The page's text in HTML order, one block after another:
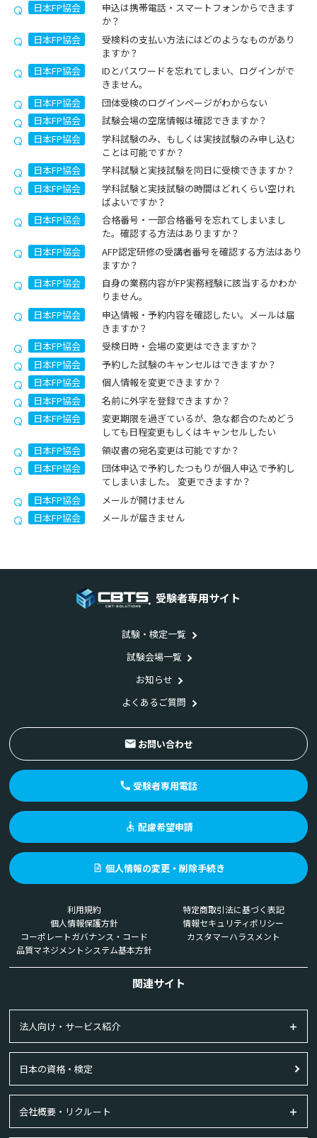
日本FP協会
申込は携帯電話・スマートフォンからできます
か？
日本FP協会
受検料の支払い方法にはどのようなものがあり
ますか？
日本FP協会
IDとパスワードを忘れてしまい、ログインがで
きません。
日本FP協会
団体受検のログインページがわからない
日本FP協会
試験会場の空席情報は確認できますか？
日本FP協会
学科試験のみ、もしくは実技試験のみ申し込む
ことは可能ですか？
日本FP協会
学科試験と実技試験を同日に受検できますか？
日本FP協会
学科試験と実技試験の時間はどれくらい空けれ
ばよいですか？
日本FP協会
合格番号・一部合格番号を忘れてしまいまし
た。確認する方法はありますか？
日本FP協会
AFP認定研修の受講者番号を確認する方法はあり
ますか？
日本FP協会
自身の業務内容がFP実務経験に該当するかわか
りません。
日本FP協会
申込情報・予約内容を確認したい。メールは届
きますか？
日本FP協会
受検日時・会場の変更はできますか？
日本FP協会
予約した試験のキャンセルはできますか？
日本FP協会
個人情報を変更できますか？
日本FP協会
名前に外字を登録できますか？
日本FP協会
変更期限を過ぎているが、急な都合のためどう
しても日程変更もしくはキャンセルしたい
日本FP協会
領収書の宛名変更は可能ですか？
日本FP協会
団体申込で予約したつもりが個人申込で予約し
てしまいました。 変更できますか？
日本FP協会
メールが開けません
日本FP協会
メールが届きません
受験者専用サイト
試験・検定一覧
試験会場一覧
お知らせ
よくあるご質問
お問い合わせ
受験者専用電話
配慮希望申請
個人情報の変更・削除手続き
利用規約
特定商取引法に基づく表記
個人情報保護方針
情報セキュリティポリシー
コーポレートガバナンス・コード
カスタマーハラスメント
品質マネジメントシステム基本方針
関連サイト
法人向け・サービス紹介
日本の資格・検定
会社概要・リクルート